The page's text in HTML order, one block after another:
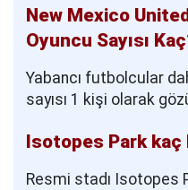
New Mexico
Oyuncu Sayısı
Yabancı futbolcular
sayısı 1 kişi olarak
Isotopes Park kaç
Resmi stadı Isotopes